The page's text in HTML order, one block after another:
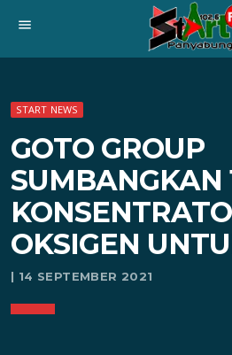
menu
START NEWS
GOTO GROUP
SUMBANGKAN
OKSIGEN
| 14 SEPTEMBER 2021